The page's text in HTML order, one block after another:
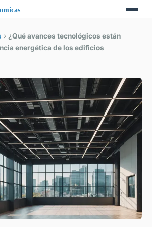
› ¿Qué avances tecnológicos están
energética de los edificios